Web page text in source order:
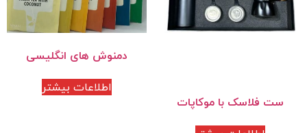
ست فلاسک با موکاپات
دمنوش های انگلیسی
اطلاعات بیشتر